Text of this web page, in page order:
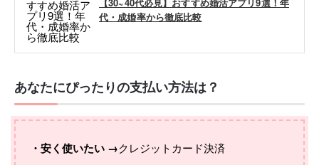
代・成婚率から徹底比較
あなたにぴったりの支払い方法は？
・安く使いたい →クレジットカード決済